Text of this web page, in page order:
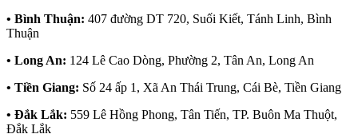
• Bình Thuận: 407 đường DT 720, Suối Kiết, Tánh Linh, Bình
Thuận
• Long An: 124 Lê Cao Dòng, Phường 2, Tân An, Long An
• Tiền Giang: Số 24 ấp 1, Xã An Thái Trung, Cái Bè, Tiền Giang
• Đắk Lắk: 559 Lê Hồng Phong, Tân Tiến, TP. Buôn Ma Thuột,
Đắk Lắk